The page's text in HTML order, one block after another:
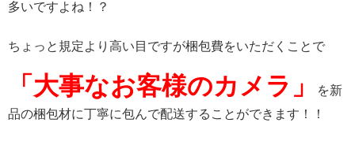
多いですよね！？
ちょっと規定より高い目ですが梱包費をいただくことで
「大事なお客様のカメラ」
を新
品の梱包材に丁寧に包んで配送することができます！！